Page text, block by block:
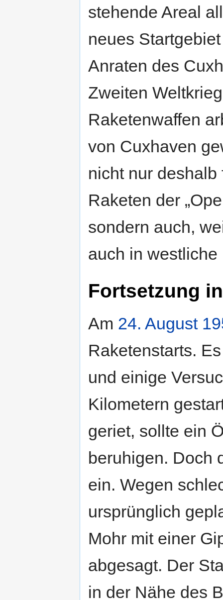
stehende Areal
neues
Anraten des
Zweiten
Raketenwaffen
von Cuxhaven
nicht nur
Raketen der
sondern auch,
auch in
Fortsetzung
Am 24. August
Raketenstarts.
und einige
Kilometern
geriet, sollte ein
beruhigen. Doch
ein. Wegen
ursprünglich
Mohr mit einer
abgesagt. Der
in der Nähe des